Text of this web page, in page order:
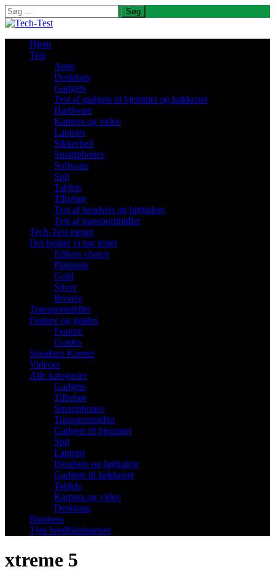
Søg
efter:
Hjem
Test
Apps
Desktops
Gadgets
Test af gadgets til hjemmet og køkkenet
Hardware
Kamera og video
Laptops
Sikkerhed
Smartphones
Software
Spil
Tablets
Tilbehør
Test af headsets og højttalere
Test af transportmidler
Tech-Test mener
Det bedste vi har testet
Editors choice
Platinum
Gold
Silver
Bronze
Transportmidler
Feature og guides
Feature
Guides
Speakers Korner
Videoer
Alle kategorier
Gadgets
Tilbehør
Smartphones
Transportmidler
Gadgets til hjemmet
Spil
Laptops
Headsets og højttalere
Gadgets til køkkenet
Tablets
Kamera og video
Desktops
Business
Tjek bredbåndspriser
xtreme 5